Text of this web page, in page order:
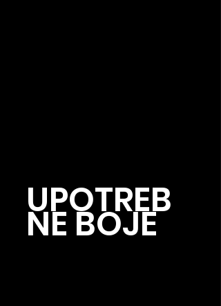
UPOTREB
NE BOJE